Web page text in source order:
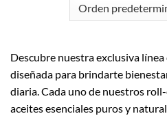
Descubre nuestra exclusiva
diseñada para brindarte
diaria. Cada uno de nuestros
aceites esenciales puros y